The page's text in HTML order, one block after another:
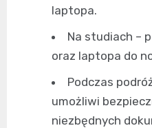
laptopa.
Na studiach –
oraz laptopa do
Podczas
umożliwi
niezbędnych